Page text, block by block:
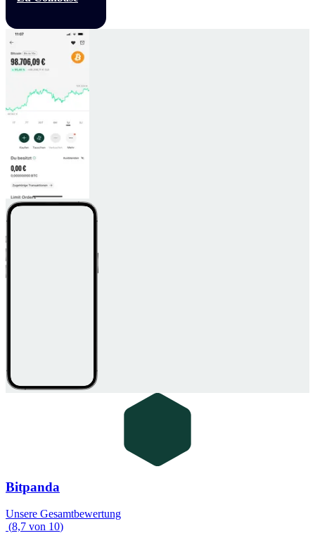
Bitpanda
Unsere Gesamtbewertung
(8,7 von 10)